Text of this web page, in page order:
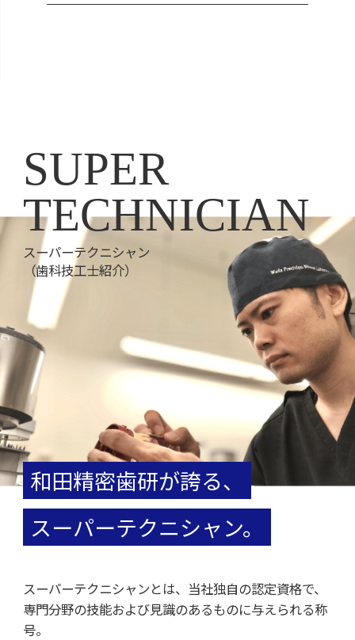
SUPER
TECHNICIAN
スーパーテクニシャン
（歯科技工士紹介）
和田精密歯研が誇る、
スーパーテクニシャン。
スーパーテクニシャンとは、当社独自の認定資格で、
専門分野の技能および見識のあるものに与えられる称
号。